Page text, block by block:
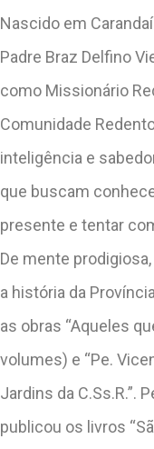
Nascido em
Padre Braz Delfino
como Missionário
Comunidade
inteligência e
que buscam
presente e tentar
De mente
a história da
as obras “Aqueles
volumes) e “Pe.
Jardins da C.Ss.R.”.
publicou os livros